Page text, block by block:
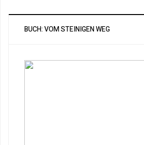
BUCH: VOM STEINIGEN WEG